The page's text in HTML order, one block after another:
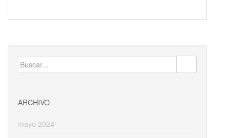
e
b
o
to
d
ai
l
m
p
Buscar:
ARCHIVO
mayo 2024